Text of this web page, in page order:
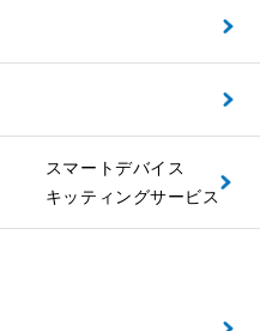
スマートデバイス
キッティングサービス